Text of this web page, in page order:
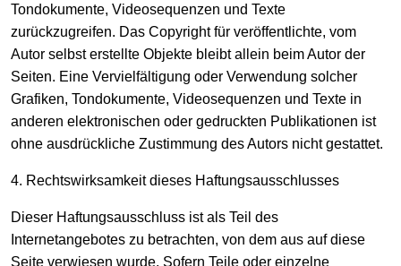
Tondokumente, Videosequenzen und Texte
zurückzugreifen. Das Copyright für veröffentlichte, vom
Autor selbst erstellte Objekte bleibt allein beim Autor der
Seiten. Eine Vervielfältigung oder Verwendung solcher
Grafiken, Tondokumente, Videosequenzen und Texte in
anderen elektronischen oder gedruckten Publikationen ist
ohne ausdrückliche Zustimmung des Autors nicht gestattet.
4. Rechtswirksamkeit dieses Haftungsausschlusses
Dieser Haftungsausschluss ist als Teil des
Internetangebotes zu betrachten, von dem aus auf diese
Seite verwiesen wurde. Sofern Teile oder einzelne